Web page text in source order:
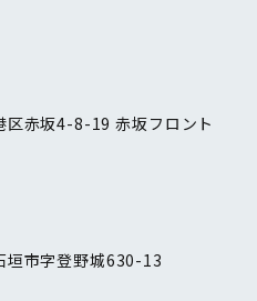
赤坂4-8-19 赤坂フロント
市字登野城630-13